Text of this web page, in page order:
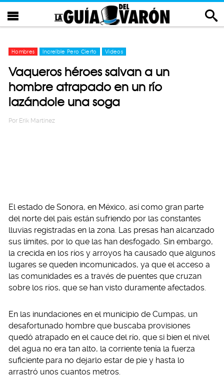
Hombres Increíble Pero Cierto Videos
Vaqueros héroes salvan a un
hombre atrapado en un río
lazándole una soga
Por Erik Martinez
El estado de Sonora, en México, así como gran parte
del norte del país están sufriendo por las constantes
lluvias registradas en la zona. Las presas han alcanzado
sus límites, por lo que las han desfogado. Sin embargo,
la crecida en los ríos y arroyos ha causado que algunos
lugares se queden incomunicados, ya que el acceso a
las comunidades es a través de puentes que cruzan
sobre los ríos, que se han visto duramente afectados.
En las inundaciones en el municipio de Cumpas, un
desafortunado hombre que buscaba provisiones
quedó atrapado en el cauce del río, que si bien el nivel
del agua no era tan alto, la corriente tenía la fuerza
suficiente para no dejarlo estar de pie y hasta lo
arrastró unos cuantos metros.